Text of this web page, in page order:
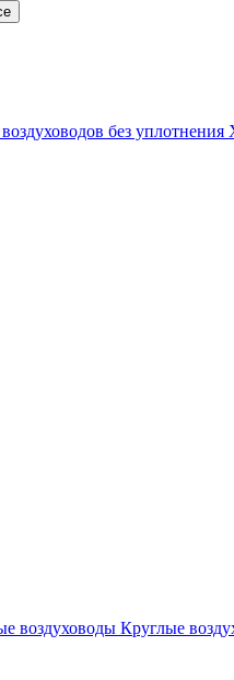
без уплотнения
воздуховоды Круглые